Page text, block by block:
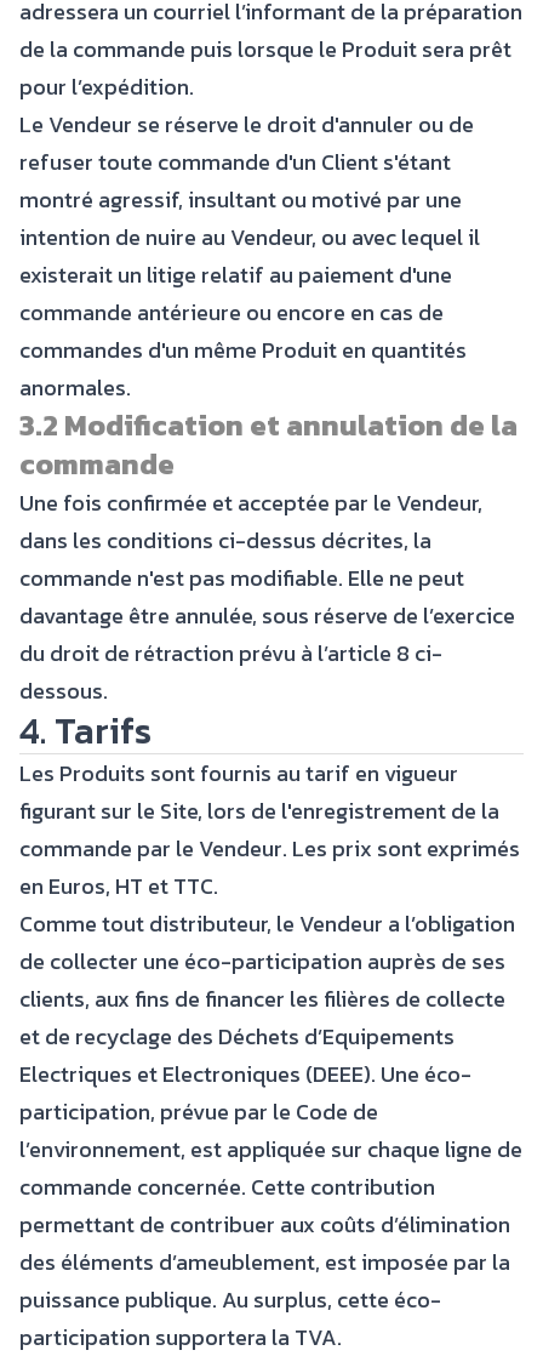
adressera un courriel l’informant de la préparation
de la commande puis lorsque le Produit sera prêt
pour l’expédition.
Le Vendeur se réserve le droit d'annuler ou de
refuser toute commande d'un Client s'étant
montré agressif, insultant ou motivé par une
intention de nuire au Vendeur, ou avec lequel il
existerait un litige relatif au paiement d'une
commande antérieure ou encore en cas de
commandes d'un même Produit en quantités
anormales.
3.2 Modification et annulation de la
commande
Une fois confirmée et acceptée par le Vendeur,
dans les conditions ci-dessus décrites, la
commande n'est pas modifiable. Elle ne peut
davantage être annulée, sous réserve de l’exercice
du droit de rétraction prévu à l’article 8 ci-
dessous.
4. Tarifs
Les Produits sont fournis au tarif en vigueur
figurant sur le Site, lors de l'enregistrement de la
commande par le Vendeur. Les prix sont exprimés
en Euros, HT et TTC.
Comme tout distributeur, le Vendeur a l’obligation
de collecter une éco-participation auprès de ses
clients, aux fins de financer les filières de collecte
et de recyclage des Déchets d’Equipements
Electriques et Electroniques (DEEE). Une éco-
participation, prévue par le Code de
l’environnement, est appliquée sur chaque ligne de
commande concernée. Cette contribution
permettant de contribuer aux coûts d’élimination
des éléments d’ameublement, est imposée par la
puissance publique. Au surplus, cette éco-
participation supportera la TVA.